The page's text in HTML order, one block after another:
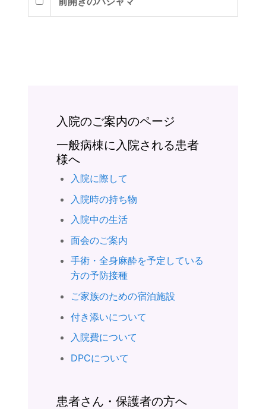
入院のご案内のページ
一般病棟に入院される患者
様へ
入院に際して
入院時の持ち物
入院中の生活
面会のご案内
手術・全身麻酔を予定している
方の予防接種
ご家族のための宿泊施設
付き添いについて
入院費について
DPCについて
患者さん・保護者の方へ